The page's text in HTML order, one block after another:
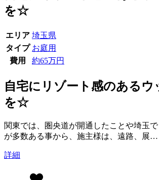
を☆
エリア 埼玉県
タイプ お庭用
費用
約65万円
自宅にリゾート感のあるウ
を☆
関東では、圏央道が開通したことや埼玉
が多数ある事から、施主様は、遠路、展…
詳細